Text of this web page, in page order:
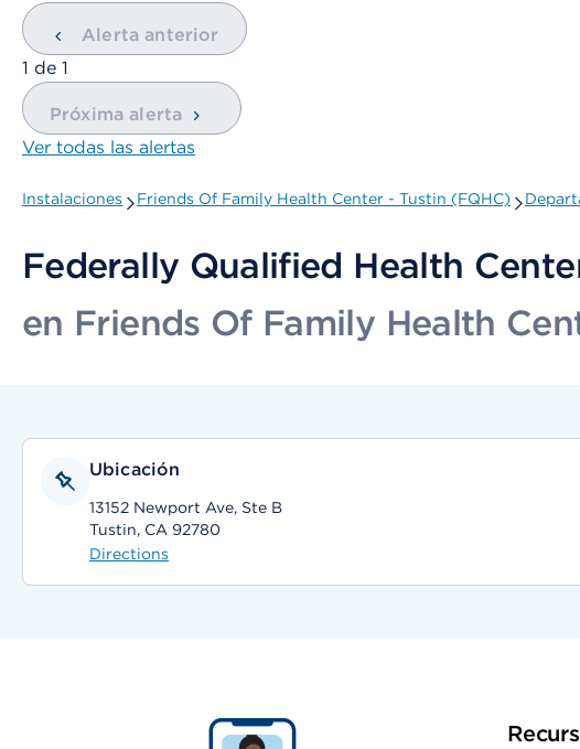
Alerta anterior
mostrando
1 de 1
Próxima alerta
Ver todas las alertas
Instalaciones Friends Of Family Health Center - Tustin (FQHC)
Federally Qualified Health
en Friends Of Family Health
Ubicación
13152 Newport Ave, Ste B
Tustin, CA 92780
Directions